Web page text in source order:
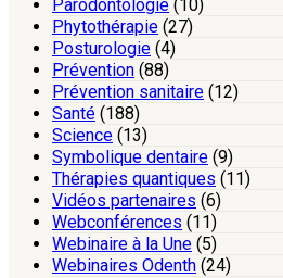
Parodontologie (10)
Phytothérapie (27)
Posturologie (4)
Prévention (88)
Prévention sanitaire (12)
Santé (188)
Science (13)
Symbolique dentaire (9)
Thérapies quantiques (11)
Vidéos partenaires (6)
Webconférences (11)
Webinaire à la Une (5)
Webinaires Odenth (24)